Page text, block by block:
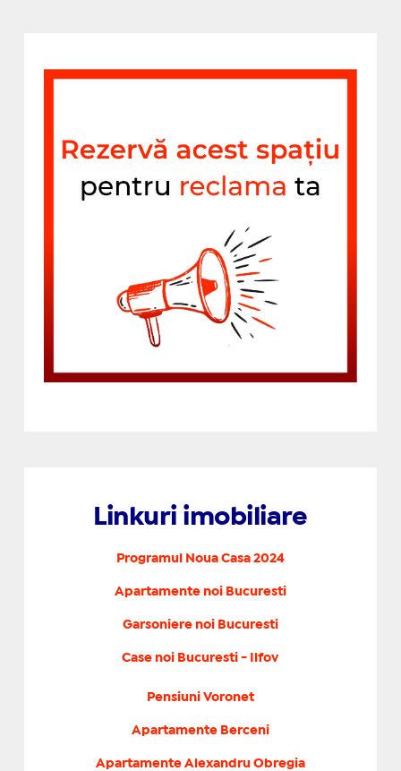
Linkuri imobiliare
Programul Noua Casa 2024
Apartamente noi Bucuresti
Garsoniere noi Bucuresti
Case noi Bucuresti - Ilfov
Pensiuni Voronet
Apartamente Berceni
Apartamente Alexandru Obregia